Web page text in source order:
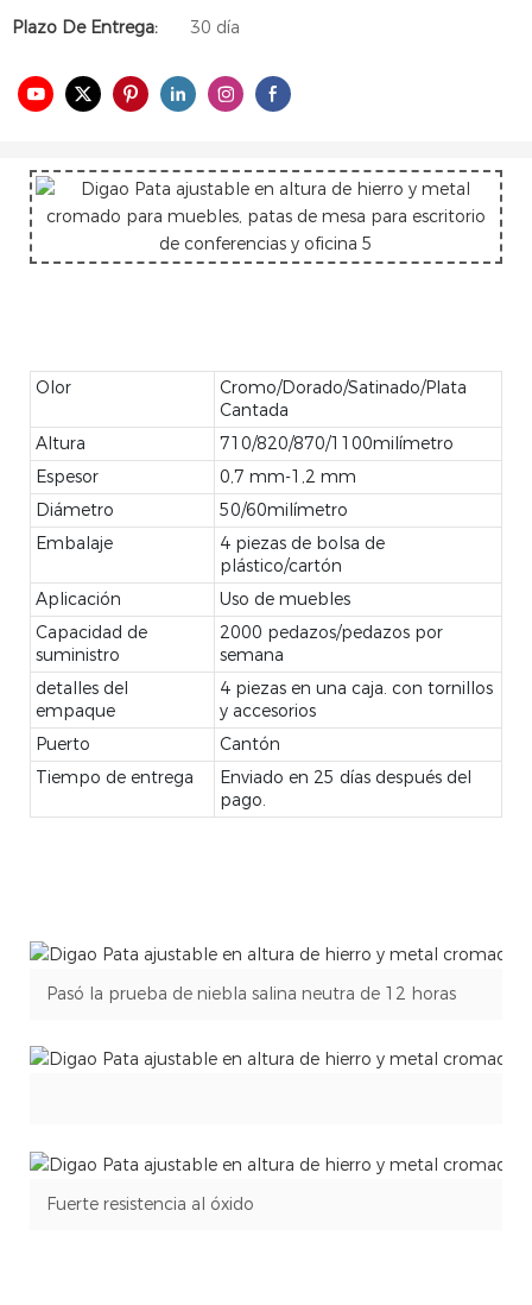
Plazo De Entrega:
30 día
Olor
Cromo/Dorado/Satinado/Plata
Cantada
Altura
710/820/870/1100milímetro
Espesor
0,7 mm-1,2 mm
Diámetro
50/60milímetro
Embalaje
4 piezas de bolsa de
plástico/cartón
Aplicación
Uso de muebles
Capacidad de
suministro
2000 pedazos/pedazos por
semana
detalles del
empaque
4 piezas en una caja. con tornillos
y accesorios
Puerto
Cantón
Tiempo de entrega
Enviado en 25 días después del
pago.
Pasó la prueba de niebla salina neutra de 12 horas
Fuerte resistencia al óxido